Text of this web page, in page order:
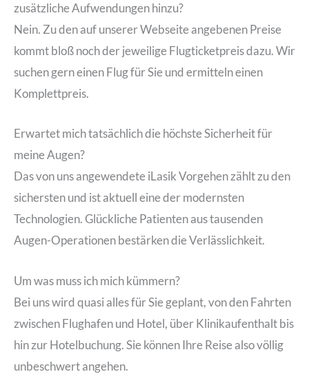
zusätzliche Aufwendungen hinzu?
Nein. Zu den auf unserer Webseite angebenen Preise
kommt bloß noch der jeweilige Flugticketpreis dazu. Wir
suchen gern einen Flug für Sie und ermitteln einen
Komplettpreis.
Erwartet mich tatsächlich die höchste Sicherheit für
meine Augen?
Das von uns angewendete iLasik Vorgehen zählt zu den
sichersten und ist aktuell eine der modernsten
Technologien. Glückliche Patienten aus tausenden
Augen-Operationen bestärken die Verlässlichkeit.
Um was muss ich mich kümmern?
Bei uns wird quasi alles für Sie geplant, von den Fahrten
zwischen Flughafen und Hotel, über Klinikaufenthalt bis
hin zur Hotelbuchung. Sie können Ihre Reise also völlig
unbeschwert angehen.